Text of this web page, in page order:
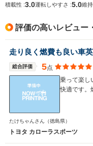
積載性 :3.0運転しやすさ :5.0維
評価の高いレビュー
走り良く燃費も良い車
総合評価 5点
乗って楽し
快適です。
たけちゃんさん （徳島県）
トヨタ カローラスポーツ